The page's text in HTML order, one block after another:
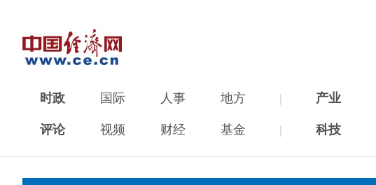
时政 国际 人事 地方 | 产业
评论 视频 财经 基金 | 科技